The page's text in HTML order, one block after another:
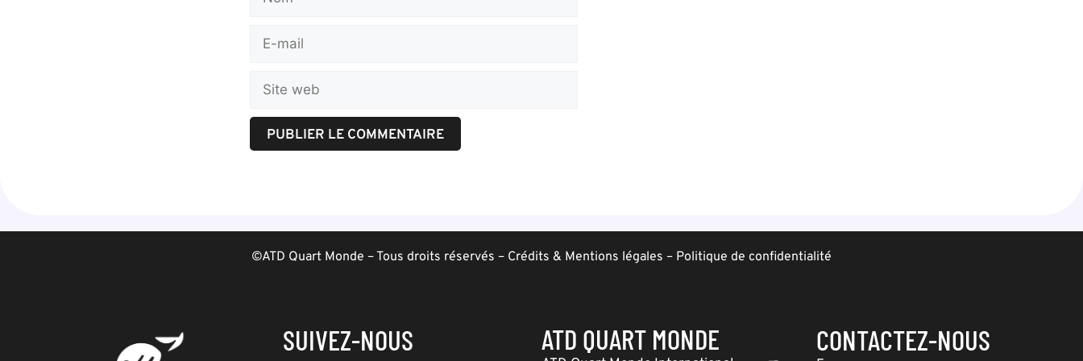
©ATD Quart Monde – Tous droits réservés – Crédits & Mentions légales – Politique de confidentialité
SUIVEZ-NOUS ATD QUART MONDE CONTACTEZ-NOUS